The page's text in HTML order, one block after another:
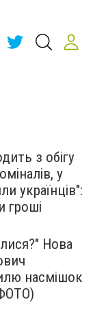
з обігу
у
українців":
гроші
Нова
насмішок